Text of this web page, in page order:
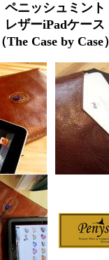
ペニッシュミント
レザーiPadケース
（The Case by Case）